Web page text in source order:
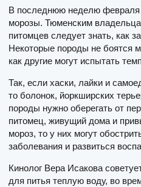
В последнюю неделю февраля
морозы. Тюменским
питомцев следует знать, как
Некоторые породы не боятся
как другие могут испытать
Так, если хаски, лайки и
то болонок, йоркширских
породы нужно оберегать от
питомец, живущий дома и
мороз, то у них могут
заболевания и развиться
Кинолог Вера Исакова
для питья теплую воду, во